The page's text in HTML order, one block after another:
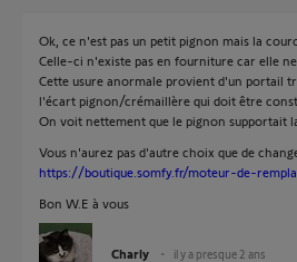
Ok, ce n'est pas un petit pignon mais la
Celle-ci n'existe pas en fourniture car elle ne
Cette usure anormale provient d'un portail
l'écart pignon/crémaillère qui doit être
On voit nettement que le pignon supportait
Vous n'aurez pas d'autre choix que de
https://boutique.somfy.fr/moteur-de-
Bon W.E à vous
Charly il y a presque 2 ans